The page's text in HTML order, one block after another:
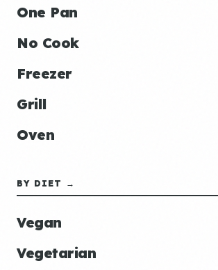
One Pan
No Cook
Freezer
Grill
Oven
BY DIET →
Vegan
Vegetarian